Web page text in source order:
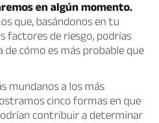
en algún momento.
que, basándonos en tu
factores de riesgo, podrías
de cómo es más probable que
mundanos a los más
cinco formas en que
contribuir a determinar